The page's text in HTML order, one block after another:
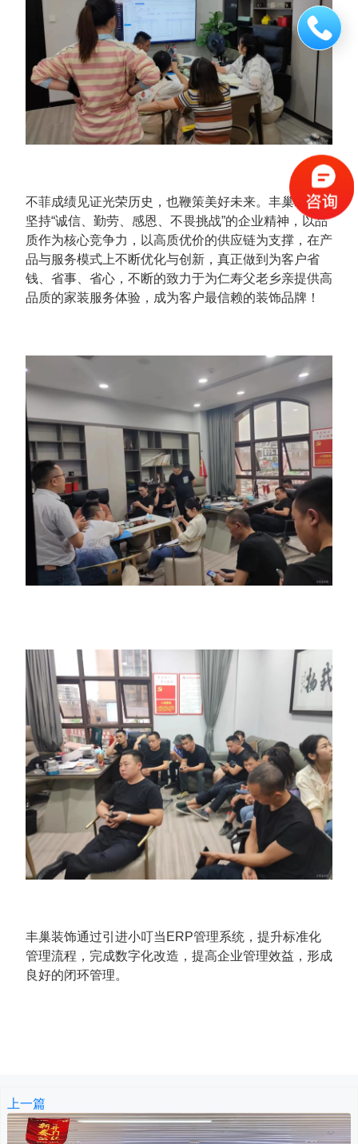
立即拨打
不菲成绩见证光荣历史，也鞭策美好未来。丰巢装饰将
坚持“诚信、勤劳、感恩、不畏挑战”的企业精神，以品
质作为核心竞争力，以高质优价的供应链为支撑，在产
品与服务模式上不断优化与创新，真正做到为客户省
钱、省事、省心，不断的致力于为仁寿父老乡亲提供高
品质的家装服务体验，成为客户最信赖的装饰品牌！
丰巢装饰通过引进小叮当ERP管理系统，提升标准化
管理流程，完成数字化改造，提高企业管理效益，形成
良好的闭环管理。
上一篇